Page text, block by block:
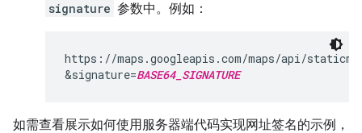
signature 参数中。例如：
https://maps.googleapis.com/maps/api/
&signature=BASE64_SIGNATURE
如需查看展示如何使用服务器端代码实现网址签名的示例，